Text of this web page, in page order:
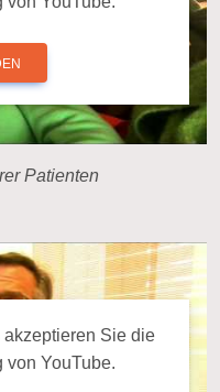
Patienten
Sie die
von YouTube.